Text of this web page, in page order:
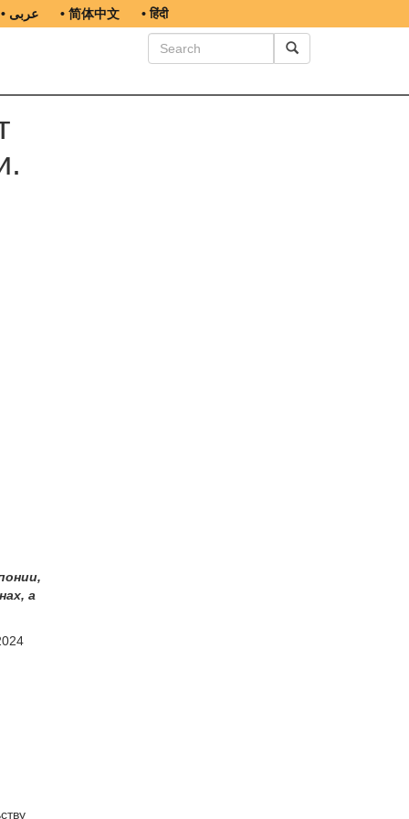
• عربى • 简体中文 • हिंदी
а